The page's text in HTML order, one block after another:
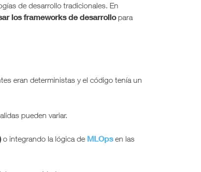
de desarrollo tradicionales. En
los frameworks de desarrollopara
eran deterministas y el código tenía un
pueden variar.
o integrando la lógica de MLOpsen las